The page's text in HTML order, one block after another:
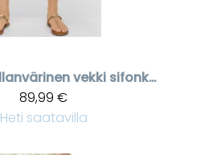
Kullanvärinen vekki sifonkihame
89,99 €
Heti saatavilla